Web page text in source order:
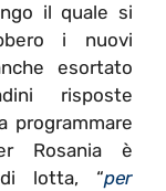
il quale si
i nuovi
esortato
risposte
programmare
Rosania è
lotta, “per